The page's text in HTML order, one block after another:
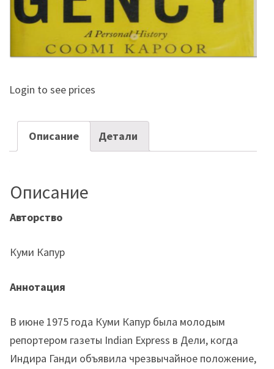
Login to see prices
Описание Детали
Описание
Авторство
Куми Капур
Аннотация
В июне 1975 года Куми Капур была молодым
репортером газеты Indian Express в Дели, когда
Индира Ганди объявила чрезвычайное положение,